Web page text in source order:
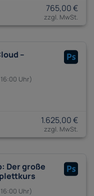
765,00 €
–
1.625,00 €
Der große